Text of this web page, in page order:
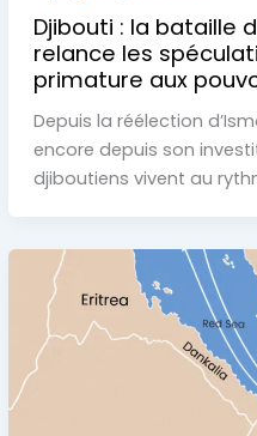
Djibouti : la bataille
relance les
primature aux
Depuis la réélection
encore depuis son
djiboutiens vivent au